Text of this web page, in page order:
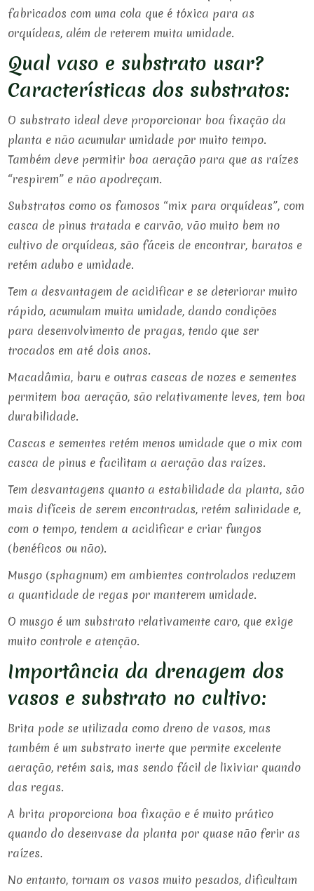
fabricados com uma cola que é tóxica para as
orquídeas, além de reterem muita umidade.
Qual vaso e substrato usar?
Características dos substratos:
O substrato ideal deve proporcionar boa fixação da
planta e não acumular umidade por muito tempo.
Também deve permitir boa aeração para que as raízes
“respirem” e não apodreçam.
Substratos como os famosos “mix para orquídeas”, com
casca de pinus tratada e carvão, vão muito bem no
cultivo de orquídeas, são fáceis de encontrar, baratos e
retém adubo e umidade.
Tem a desvantagem de acidificar e se deteriorar muito
rápido, acumulam muita umidade, dando condições
para desenvolvimento de pragas, tendo que ser
trocados em até dois anos.
Macadâmia, baru e outras cascas de nozes e sementes
permitem boa aeração, são relativamente leves, tem boa
durabilidade.
Cascas e sementes retém menos umidade que o mix com
casca de pinus e facilitam a aeração das raízes.
Tem desvantagens quanto a estabilidade da planta, são
mais difíceis de serem encontradas, retém salinidade e,
com o tempo, tendem a acidificar e criar fungos
(benéficos ou não).
Musgo (sphagnum) em ambientes controlados reduzem
a quantidade de regas por manterem umidade.
O musgo é um substrato relativamente caro, que exige
muito controle e atenção.
Importância da drenagem dos
vasos e substrato no cultivo:
Brita pode se utilizada como dreno de vasos, mas
também é um substrato inerte que permite excelente
aeração, retém sais, mas sendo fácil de lixiviar quando
das regas.
A brita proporciona boa fixação e é muito prático
quando do desenvase da planta por quase não ferir as
raízes.
No entanto, tornam os vasos muito pesados, dificultam